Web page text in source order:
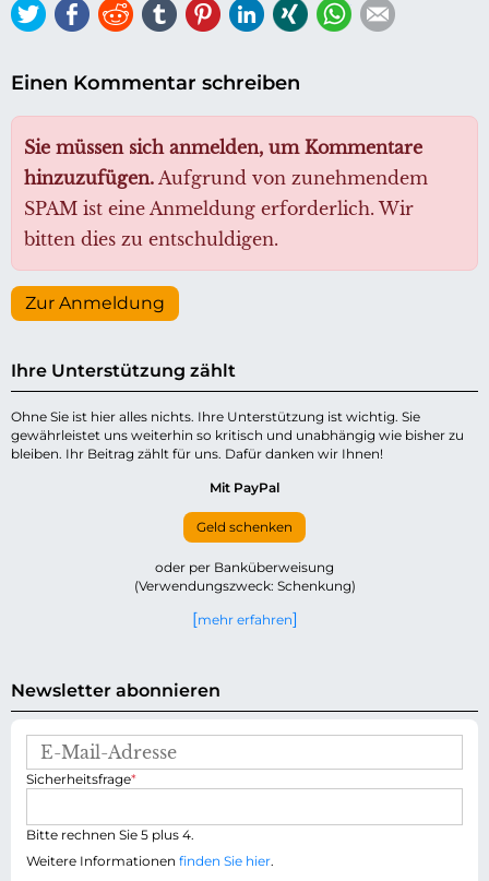
TwitterFacebook
ReddittumblrPinterestLinkedIn
Xing WhatsApp
Einen Kommentar schreiben
Sie müssen sich anmelden, um Kommentare
hinzuzufügen. Aufgrund von zunehmendem
SPAM ist eine Anmeldung erforderlich. Wir
bitten dies zu entschuldigen.
Zur Anmeldung
Ihre Unterstützung zählt
Ohne Sie ist hier alles nichts. Ihre Unterstützung ist wichtig. Sie
gewährleistet uns weiterhin so kritisch und unabhängig wie bisher zu
bleiben. Ihr Beitrag zählt für uns. Dafür danken wir Ihnen!
Mit PayPal
Geld schenken
oder per Banküberweisung
(Verwendungszweck: Schenkung)
mehr erfahren
Newsletter abonnieren
M
l
-
P
i
c
h
Sicherheitsfrage*
Bitte rechnen Sie 5 plus 4.
Weitere Informationen finden Sie hier.